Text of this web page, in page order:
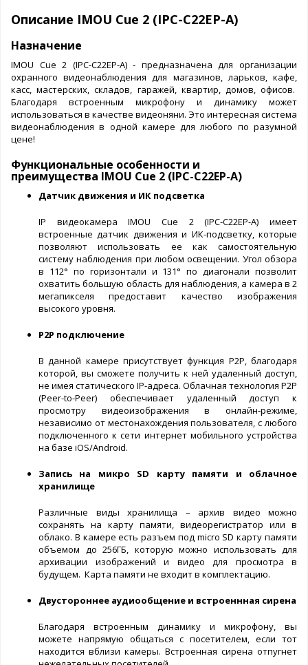
Описание IMOU Cue 2 (IPC-C22EP-A)
Назначение
IMOU Cue 2 (IPC-C22EP-A) - предназначена для организации
охранного видеонаблюдения для магазинов, ларьков, кафе,
касс, мастерских, складов, гаражей, квартир, домов, офисов.
Благодаря встроенным микрофону и динамику может
использоваться в качестве видеоняни. Это интересная система
видеонаблюдения в одной камере для любого по разумной
цене!
Функциональные особенности и
преимущества IMOU Cue 2 (IPC-C22EP-A)
Датчик движения и ИК подсветка
IP видеокамера IMOU Cue 2 (IPC-C22EP-A) имеет
встроенные датчик движения и ИК-подсветку, которые
позволяют использовать ее как самостоятельную
систему наблюдения при любом освещении. Угол обзора
в 112° по горизонтали и 131° по диагонали позволит
охватить большую область для наблюдения, а камера в 2
мегапикселя предоставит качество изображения
высокого уровня.
P2P подключение
В данной камере присутствует функция P2P, благодаря
которой, вы сможете получить к ней удаленный доступ,
не имея статического IP-адреса. Облачная технология Р2Р
(Peer-to-Peer) обеспечивает удаленный доступ к
просмотру видеоизображения в онлайн-режиме,
независимо от местонахождения пользователя, с любого
подключенного к сети интернет мобильного устройства
на базе iOS/Android.
Запись на микро SD карту памяти и облачное
хранилище
Различные виды хранилища – архив видео можно
сохранять на карту памяти, видеорегистратор или в
облако. В камере есть разъем под micro SD карту памяти
объемом до 256ГБ, которую можно использовать для
архивации изображений и видео для просмотра в
будущем. Карта памяти не входит в комплектацию.
Двустороннее аудиообщение и встроеннная сирена
Благодаря встроенным динамику и микрофону, вы
можете напрямую общаться с посетителем, если тот
находится вблизи камеры. Встроенная сирена отпугнет